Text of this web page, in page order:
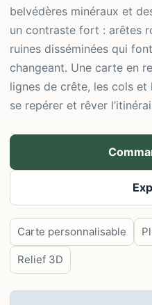
belvédères minéraux et
un contraste fort : arêtes
ruines disséminées qui
changeant. Une carte en
lignes de crête, les cols
se repérer et rêver
Carte personnalisable
Relief 3D